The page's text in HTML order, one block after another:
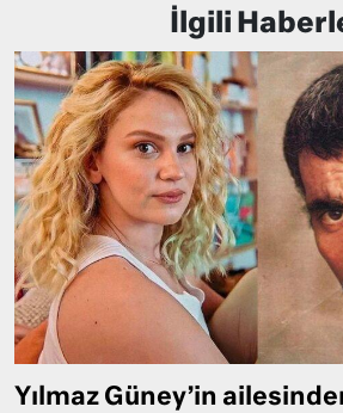
İlgili
Yılmaz Güney’in